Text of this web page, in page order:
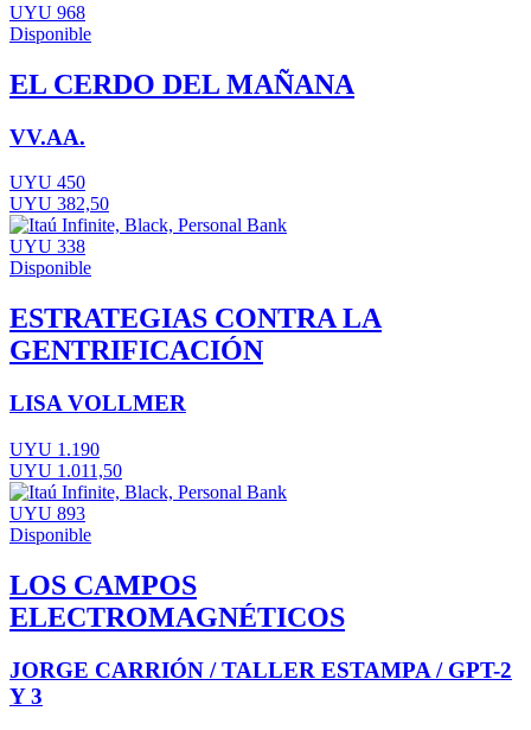
UYU 968
Disponible
EL CERDO DEL MAÑANA
VV.AA.
UYU 450
UYU 382,50
UYU 338
Disponible
ESTRATEGIAS CONTRA LA
GENTRIFICACIÓN
LISA VOLLMER
UYU 1.190
UYU 1.011,50
UYU 893
Disponible
LOS CAMPOS
ELECTROMAGNÉTICOS
JORGE CARRIÓN / TALLER ESTAMPA / GPT-2
Y 3